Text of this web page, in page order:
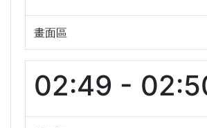
畫面區
02:49 -